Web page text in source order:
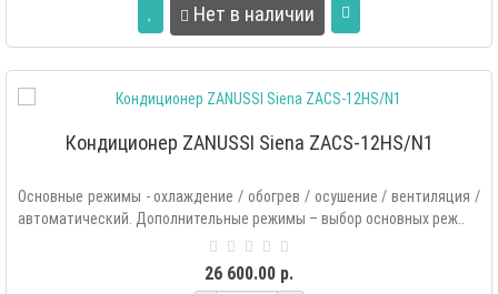
Нет в наличии
Кондиционер ZANUSSI Siena ZACS-12HS/N1
Основные режимы - охлаждение / обогрев / осушение / вентиляция /
автоматический. Дополнительные режимы – выбор основных реж..
26 600.00 р.